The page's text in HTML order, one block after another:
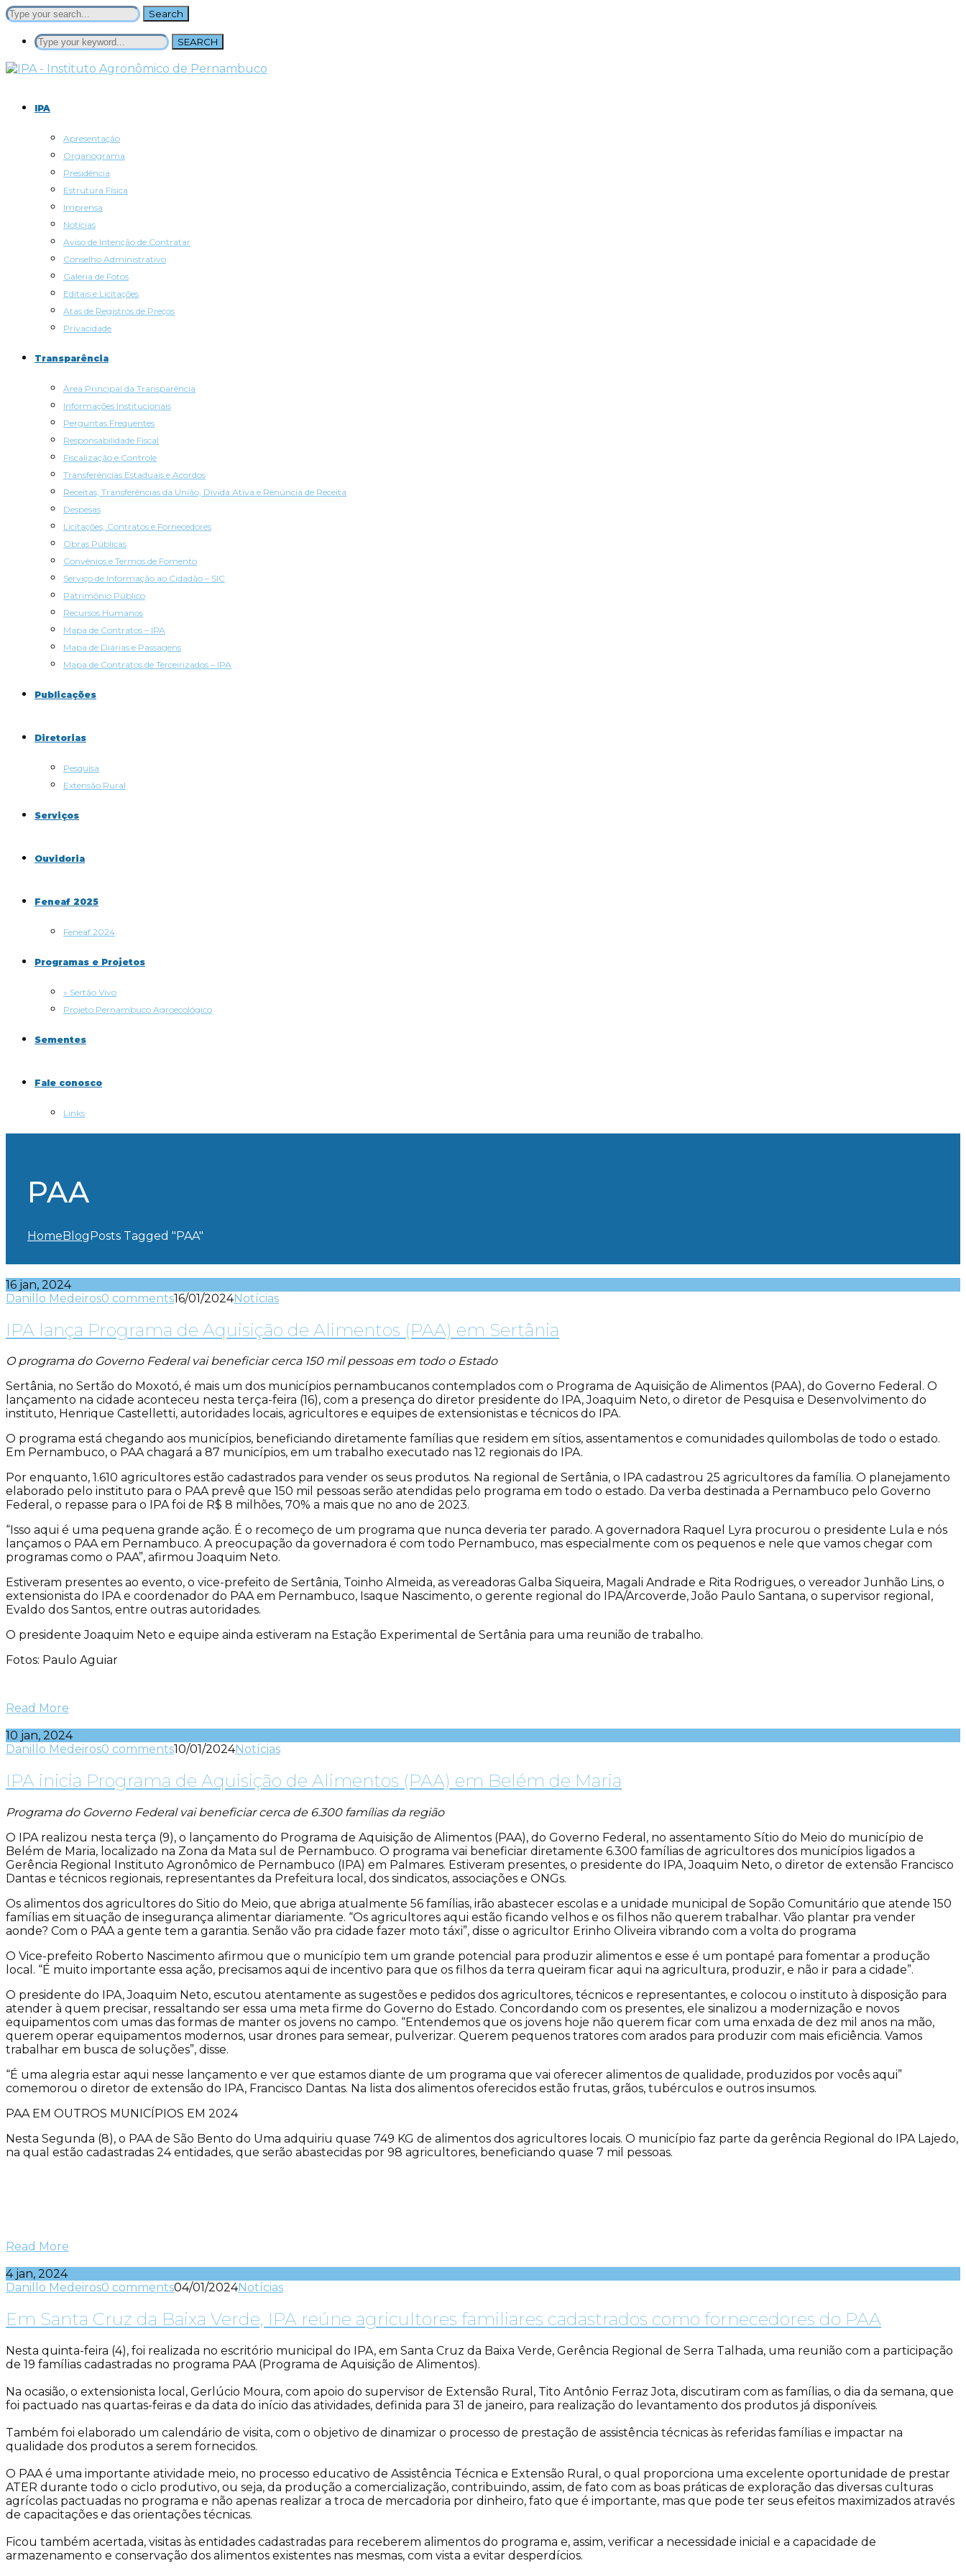
Search
SEARCH
IPA
Apresentação
Organograma
Presidência
Estrutura Física
Imprensa
Notícias
Aviso de Intenção de Contratar
Conselho Administrativo
Galeria de Fotos
Editais e Licitações
Atas de Registros de Preços
Privacidade
Transparência
Àrea Principal da Transparência
Informações Institucionais
Perguntas Frequentes
Responsabilidade Fiscal
Fiscalização e Controle
Transferências Estaduais e Acordos
Receitas, Transferências da União, Dívida Ativa e Renúncia de Receita
Despesas
Licitações, Contratos e Fornecedores
Obras Públicas
Convênios e Termos de Fomento
Serviço de Informação ao Cidadão – SIC
Patrimônio Público
Recursos Humanos
Mapa de Contratos – IPA
Mapa de Diárias e Passagens
Mapa de Contratos de Terceirizados – IPA
Publicações
Diretorias
Pesquisa
Extensão Rural
Serviços
Ouvidoria
Feneaf 2025
Feneaf 2024
Programas e Projetos
» Sertão Vivo
Projeto Pernambuco Agroecológico
Sementes
Fale conosco
Links
PAA
HomeBlogPosts Tagged "PAA"
16 jan, 2024
Danillo Medeiros0 comments16/01/2024Notícias
IPA lança Programa de Aquisição de Alimentos (PAA) em Sertânia
O programa do Governo Federal vai beneficiar cerca 150 mil pessoas em todo o Estado
Sertânia, no Sertão do Moxotó, é mais um dos municípios pernambucanos contemplados com o Programa de Aquisição de Alimentos (PAA), do Governo Federal. O
lançamento na cidade aconteceu nesta terça-feira (16), com a presença do diretor presidente do IPA, Joaquim Neto, o diretor de Pesquisa e Desenvolvimento do
instituto, Henrique Castelletti, autoridades locais, agricultores e equipes de extensionistas e técnicos do IPA.
O programa está chegando aos municípios, beneficiando diretamente famílias que residem em sítios, assentamentos e comunidades quilombolas de todo o estado.
Em Pernambuco, o PAA chagará a 87 municípios, em um trabalho executado nas 12 regionais do IPA.
Por enquanto, 1.610 agricultores estão cadastrados para vender os seus produtos. Na regional de Sertânia, o IPA cadastrou 25 agricultores da família. O planejamento
elaborado pelo instituto para o PAA prevê que 150 mil pessoas serão atendidas pelo programa em todo o estado. Da verba destinada a Pernambuco pelo Governo
Federal, o repasse para o IPA foi de R$ 8 milhões, 70% a mais que no ano de 2023.
“Isso aqui é uma pequena grande ação. É o recomeço de um programa que nunca deveria ter parado. A governadora Raquel Lyra procurou o presidente Lula e nós
lançamos o PAA em Pernambuco. A preocupação da governadora é com todo Pernambuco, mas especialmente com os pequenos e nele que vamos chegar com
programas como o PAA”, afirmou Joaquim Neto.
Estiveram presentes ao evento, o vice-prefeito de Sertânia, Toinho Almeida, as vereadoras Galba Siqueira, Magali Andrade e Rita Rodrigues, o vereador Junhão Lins, o
extensionista do IPA e coordenador do PAA em Pernambuco, Isaque Nascimento, o gerente regional do IPA/Arcoverde, João Paulo Santana, o supervisor regional,
Evaldo dos Santos, entre outras autoridades.
O presidente Joaquim Neto e equipe ainda estiveram na Estação Experimental de Sertânia para uma reunião de trabalho.
Fotos: Paulo Aguiar
Read More
10 jan, 2024
Danillo Medeiros0 comments10/01/2024Notícias
IPA inicia Programa de Aquisição de Alimentos (PAA) em Belém de Maria
Programa do Governo Federal vai beneficiar cerca de 6.300 famílias da região
O IPA realizou nesta terça (9), o lançamento do Programa de Aquisição de Alimentos (PAA), do Governo Federal, no assentamento Sítio do Meio do município de
Belém de Maria, localizado na Zona da Mata sul de Pernambuco. O programa vai beneficiar diretamente 6.300 famílias de agricultores dos municípios ligados a
Gerência Regional Instituto Agronômico de Pernambuco (IPA) em Palmares. Estiveram presentes, o presidente do IPA, Joaquim Neto, o diretor de extensão Francisco
Dantas e técnicos regionais, representantes da Prefeitura local, dos sindicatos, associações e ONGs.
Os alimentos dos agricultores do Sitio do Meio, que abriga atualmente 56 famílias, irão abastecer escolas e a unidade municipal de Sopão Comunitário que atende 150
famílias em situação de insegurança alimentar diariamente. “Os agricultores aqui estão ficando velhos e os filhos não querem trabalhar. Vão plantar pra vender
aonde? Com o PAA a gente tem a garantia. Senão vão pra cidade fazer moto táxi”, disse o agricultor Erinho Oliveira vibrando com a volta do programa
O Vice-prefeito Roberto Nascimento afirmou que o município tem um grande potencial para produzir alimentos e esse é um pontapé para fomentar a produção
local. “É muito importante essa ação, precisamos aqui de incentivo para que os filhos da terra queiram ficar aqui na agricultura, produzir, e não ir para a cidade”.
O presidente do IPA, Joaquim Neto, escutou atentamente as sugestões e pedidos dos agricultores, técnicos e representantes, e colocou o instituto à disposição para
atender à quem precisar, ressaltando ser essa uma meta firme do Governo do Estado. Concordando com os presentes, ele sinalizou a modernização e novos
equipamentos com umas das formas de manter os jovens no campo. “Entendemos que os jovens hoje não querem ficar com uma enxada de dez mil anos na mão,
querem operar equipamentos modernos, usar drones para semear, pulverizar. Querem pequenos tratores com arados para produzir com mais eficiência. Vamos
trabalhar em busca de soluções”, disse.
“É uma alegria estar aqui nesse lançamento e ver que estamos diante de um programa que vai oferecer alimentos de qualidade, produzidos por vocês aqui”
comemorou o diretor de extensão do IPA, Francisco Dantas. Na lista dos alimentos oferecidos estão frutas, grãos, tubérculos e outros insumos.
PAA EM OUTROS MUNICÍPIOS EM 2024
Nesta Segunda (8), o PAA de São Bento do Uma adquiriu quase 749 KG de alimentos dos agricultores locais. O município faz parte da gerência Regional do IPA Lajedo,
na qual estão cadastradas 24 entidades, que serão abastecidas por 98 agricultores, beneficiando quase 7 mil pessoas.
Read More
4 jan, 2024
Danillo Medeiros0 comments04/01/2024Notícias
Em Santa Cruz da Baixa Verde, IPA reúne agricultores familiares cadastrados como fornecedores do PAA
Nesta quinta-feira (4), foi realizada no escritório municipal do IPA, em Santa Cruz da Baixa Verde, Gerência Regional de Serra Talhada, uma reunião com a participação
de 19 famílias cadastradas no programa PAA (Programa de Aquisição de Alimentos).
Na ocasião, o extensionista local, Gerlúcio Moura, com apoio do supervisor de Extensão Rural, Tito Antônio Ferraz Jota, discutiram com as famílias, o dia da semana, que
foi pactuado nas quartas-feiras e da data do início das atividades, definida para 31 de janeiro, para realização do levantamento dos produtos já disponíveis.
Também foi elaborado um calendário de visita, com o objetivo de dinamizar o processo de prestação de assistência técnicas às referidas famílias e impactar na
qualidade dos produtos a serem fornecidos.
O PAA é uma importante atividade meio, no processo educativo de Assistência Técnica e Extensão Rural, o qual proporciona uma excelente oportunidade de prestar
ATER durante todo o ciclo produtivo, ou seja, da produção a comercialização, contribuindo, assim, de fato com as boas práticas de exploração das diversas culturas
agrícolas pactuadas no programa e não apenas realizar a troca de mercadoria por dinheiro, fato que é importante, mas que pode ter seus efeitos maximizados através
de capacitações e das orientações técnicas.
Ficou também acertada, visitas às entidades cadastradas para receberem alimentos do programa e, assim, verificar a necessidade inicial e a capacidade de
armazenamento e conservação dos alimentos existentes nas mesmas, com vista a evitar desperdícios.